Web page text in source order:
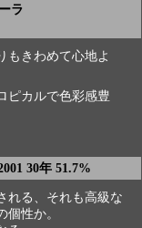
ラ
もきわめて心地よ
ピカルで色彩感豊
30年 51.7%
れる、それも高級な
性か。